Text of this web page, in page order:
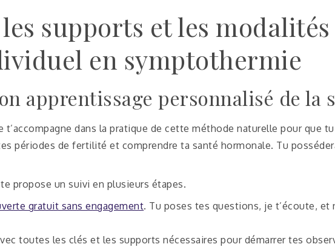
supports et les modalités
en symptothermie
apprentissage personnalisé de la
t’accompagne dans la pratique de cette méthode naturelle pour que
périodes de fertilité et comprendre ta santé hormonale. Tu
propose un suivi en plusieurs étapes.
gratuit sans engagement. Tu poses tes questions, je t’écoute, et
toutes les clés et les supports nécessaires pour démarrer tes